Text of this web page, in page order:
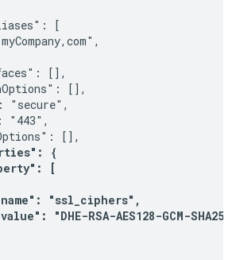
[
[],
[],
"secure",
"443",
[],
{
[
"ssl_ciphers",
"DHE-RSA-AES128-GCM-